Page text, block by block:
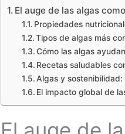
El auge de las algas
Propiedades
Tipos de algas más
Cómo las algas
Recetas saludables
Algas y
El impacto global de